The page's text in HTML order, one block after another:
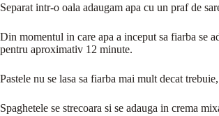
Separat intr-o oala adaugam apa cu un praf de
Din momentul in care apa a inceput sa fiarba se
pentru aproximativ 12 minute.
Pastele nu se lasa sa fiarba mai mult decat
Spaghetele se strecoara si se adauga in crema